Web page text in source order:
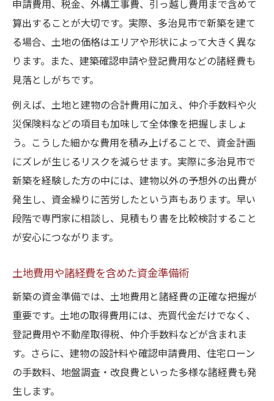
新築資金計画に迷った時の考え方
家づくりと資金準備のバランスを取る方法
新築に必要な資金の段階的準備術
専門家に相談した新築資金計画の進め方
新築費用で不安を減らすポイント集
補助制度を上手に活用した新築の進め方
新築で活用できる補助制度の選び方
多治見市の補助条件と新築資金の工夫
新築計画で押さえるべき補助金の手順
補助制度を活かした新築費用削減術
新築と補助金の併用で負担を減らす方法
新築後にかかる固定資産税の基礎知識
新築計画で固定資産税を見落とさない方法
固定資産税と新築資金のバランス調整術
新築後の税金負担を軽減するための準備
資金計画に組み込む固定資産税のポイント
無理のない新築実現のための資金準備術
申請費用、税金、外構工事費、引っ越し費用まで含めて
算出することが大切です。実際、多治見市で新築を建て
る場合、土地の価格はエリアや形状によって大きく異な
ります。また、建築確認申請や登記費用などの諸経費も
見落としがちです。
例えば、土地と建物の合計費用に加え、仲介手数料や火
災保険料などの項目も加味して全体像を把握しましょ
う。こうした細かな費用を積み上げることで、資金計画
にズレが生じるリスクを減らせます。実際に多治見市で
新築を経験した方の中には、建物以外の予想外の出費が
発生し、資金繰りに苦労したという声もあります。早い
段階で専門家に相談し、見積もり書を比較検討すること
が安心につながります。
土地費用や諸経費を含めた資金準備術
新築の資金準備では、土地費用と諸経費の正確な把握が
重要です。土地の取得費用には、売買代金だけでなく、
登記費用や不動産取得税、仲介手数料などが含まれま
す。さらに、建物の設計料や確認申請費用、住宅ローン
の手数料、地盤調査・改良費といった多様な諸経費も発
生します。